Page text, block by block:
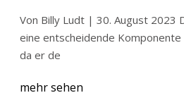
Von Billy Ludt | 30. August 2023 Der Wechselrichter ist
eine entscheidende
da er de
mehr sehen